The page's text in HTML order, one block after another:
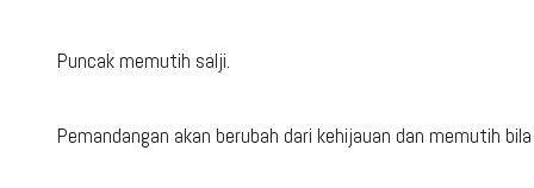
Puncak memutih salji.
Pemandangan akan berubah dari kehijauan dan memutih